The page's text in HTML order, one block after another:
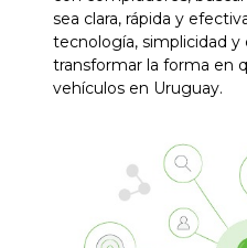
sea clara, rápida y
tecnología, simplicidad y
transformar la forma en
vehículos en Uruguay.